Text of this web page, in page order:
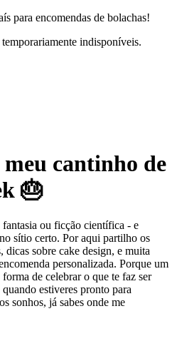
para encomendas de bolachas!
indisponíveis.
cantinho de
🎂
ou ficção científica - e
sítio certo. Por aqui partilho os
dicas sobre cake design, e muita
personalizada. Porque um
de celebrar o que te faz ser
estiveres pronto para
sonhos, já sabes onde me